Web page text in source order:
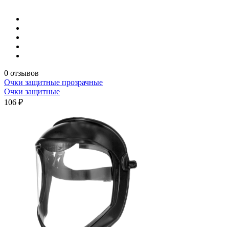
0 отзывов
Очки защитные прозрачные
Очки защитные
106 ₽